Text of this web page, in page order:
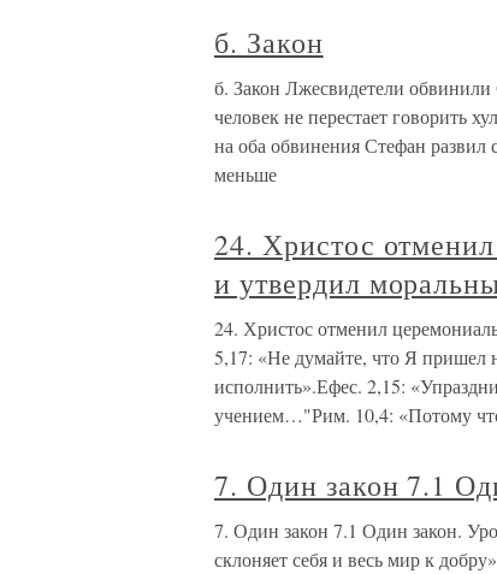
б. Закон
б. Закон Лжесвидетели обвинили
человек не перестает говорить
на оба обвинения Стефан
меньше
24. Христос
и утвердил
24. Христос отменил
5,17: «Не думайте, что Я пришел
исполнить».Ефес. 2,15:
учением…"Рим. 10,4: «Потому
7. Один закон 7.1
7. Один закон 7.1 Один закон.
склоняет себя и весь мир к